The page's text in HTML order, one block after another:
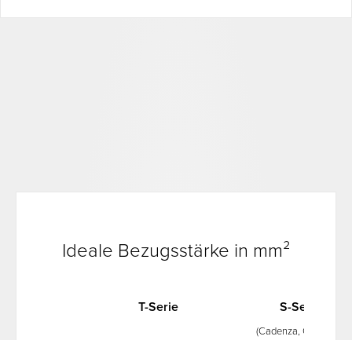
Ideale Bezugsstärke in mm²
T-Serie S-Serie
(Cadenza, Concerto,